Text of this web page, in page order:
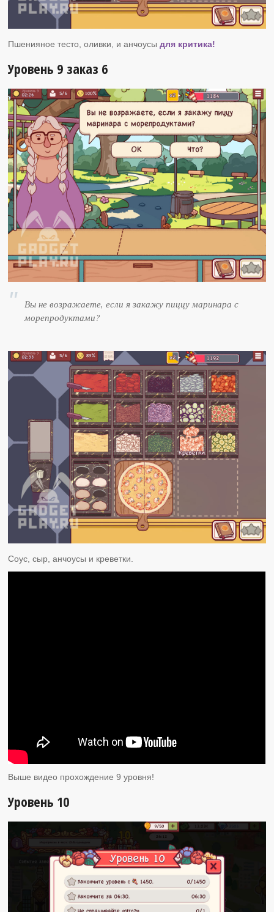
Пшенияное тесто, оливки, и анчоусыдля критика!
Уровень 9 заказ 6
Вы не возражаете, если я закажу пиццу маринара с
морепродуктами?
Соус, сыр, анчоусы и креветки.
Выше видео прохождение 9 уровня!
Уровень 10